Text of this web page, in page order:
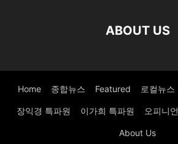
ABOUT US
Home 종합뉴스 Featured 로컬뉴스
장익경 특파원 이가희 특파원 오피니언
About Us